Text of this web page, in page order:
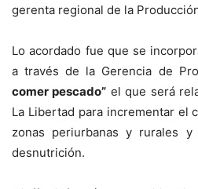
gerenta regional de la
Lo acordado fue que se
a través de la Gerencia de
comer pescado” el que será
La Libertad para incrementar el
zonas periurbanas y rurales
desnutrición.